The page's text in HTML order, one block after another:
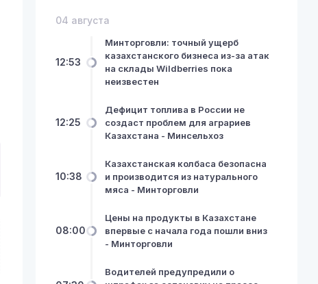
04 августа
12:53
Минторговли: точный ущерб
казахстанского бизнеса из-за атак
на склады Wildberries пока
неизвестен
12:25
Дефицит топлива в России не
создаст проблем для аграриев
Казахстана - Минсельхоз
10:38
Казахстанская колбаса безопасна
и производится из натурального
мяса - Минторговли
08:00
Цены на продукты в Казахстане
впервые с начала года пошли вниз
- Минторговли
Водителей предупредили о